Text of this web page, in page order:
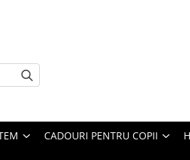
CADOURI PENTRU COPII